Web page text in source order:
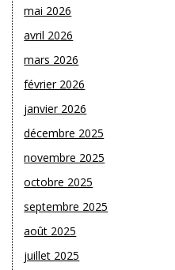
mai 2026
avril 2026
mars 2026
février 2026
janvier 2026
décembre 2025
novembre 2025
octobre 2025
septembre 2025
août 2025
juillet 2025